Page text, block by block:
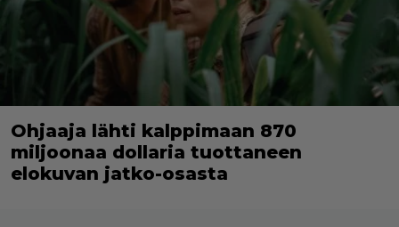
Ohjaaja lähti kalppimaan 870
miljoonaa dollaria tuottaneen
elokuvan jatko-osasta